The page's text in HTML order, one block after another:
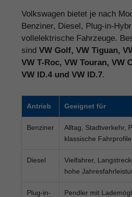
Volkswagen bietet je nach
Benziner, Diesel, Plug-in-
vollelektrische Fahrzeuge.
sind VW Golf, VW Tiguan,
VW T-Roc, VW Touran, VW
VW ID.4 und VW ID.7.
Antrieb Geeignet für
Benziner
Alltag, Stadtverkehr,
klassische Fahrprofile
Diesel
Vielfahrer,
hohe
Plug-in-
Pendler mit